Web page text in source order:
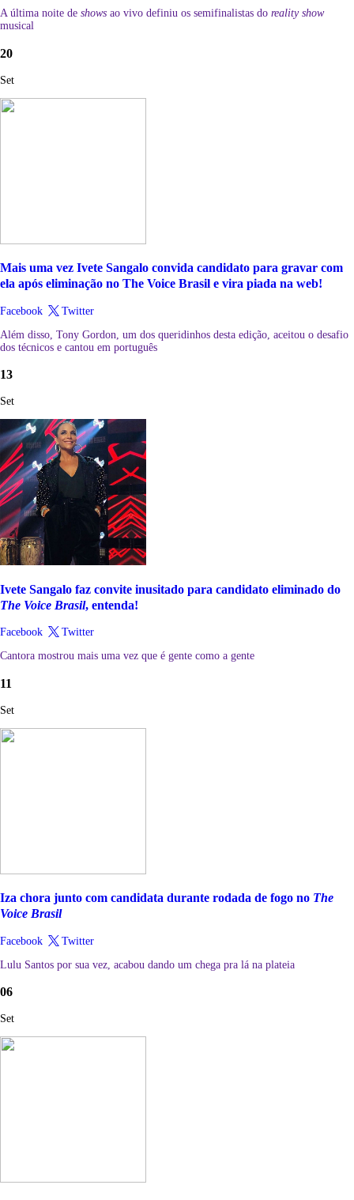
A última noite de shows ao vivo definiu os semifinalistas do reality show
musical
20
Set
Mais uma vez Ivete Sangalo convida candidato para gravar com
ela após eliminação no The Voice Brasil e vira piada na web!
Facebook
Twitter
Além disso, Tony Gordon, um dos queridinhos desta edição, aceitou o desafio
dos técnicos e cantou em português
13
Set
Ivete Sangalo faz convite inusitado para candidato eliminado do
The Voice Brasil, entenda!
Facebook
Twitter
Cantora mostrou mais uma vez que é gente como a gente
11
Set
Iza chora junto com candidata durante rodada de fogo no The
Voice Brasil
Facebook
Twitter
Lulu Santos por sua vez, acabou dando um chega pra lá na plateia
06
Set